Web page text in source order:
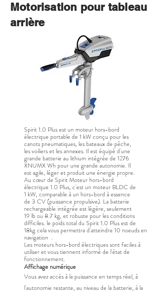
Motorisation pour tableau
arrière
Spirit 1.0 Plus est un moteur hors-bord
électrique portable de 1 kW conçu pour les
canots pneumatiques, les bateaux de pêche,
les voiliers et les annexes. Il est équipé d'une
grande batterie au lithium intégrée de 1276
XNUMX Wh pour une grande autonomie. Il
est agile, léger et produit une énergie propre.
Au cœur de Spirit Moteur hors-bord
électrique 1.0 Plus, c'est un moteur BLDC de
1 kW, comparable à un hors-bord à essence
de 3 CV (puissance propulsive). La batterie
rechargeable intégrée est légère, seulement
19 lb ou 8.7 kg, et robuste pour les conditions
difficiles. le poids total du Spirit 1.0 Plus est de
18kg cela vous permettra d'atteindre 10 noeuds en
navigation .
Les moteurs hors-bord électriques sont faciles à
utiliser et vous tiennent informé de l'état de
fonctionnement.
Affichage numérique
Vous avez accès à la puissance en temps réel, à
l'autonomie restante, au niveau de la batterie, à la